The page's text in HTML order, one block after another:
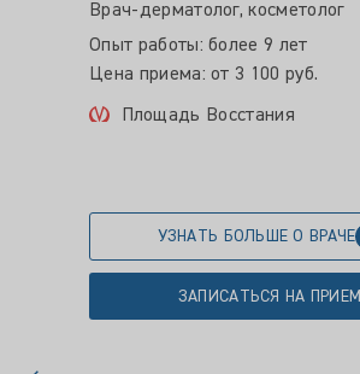
Врач-дерматолог, косметолог
Опыт работы: более 9 лет
Цена приема: от 3 100 руб.
Площадь Восстания
УЗНАТЬ БОЛЬШЕ О ВРАЧЕ
ЗАПИСАТЬСЯ НА ПРИЕМ